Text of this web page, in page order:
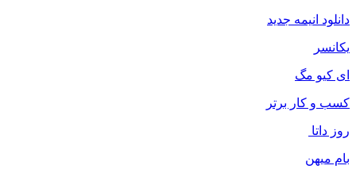
دانلود انیمه جدید
یکانسر
ای کیو مگ
کسب و کار برتر
روز داتا
بام میهن